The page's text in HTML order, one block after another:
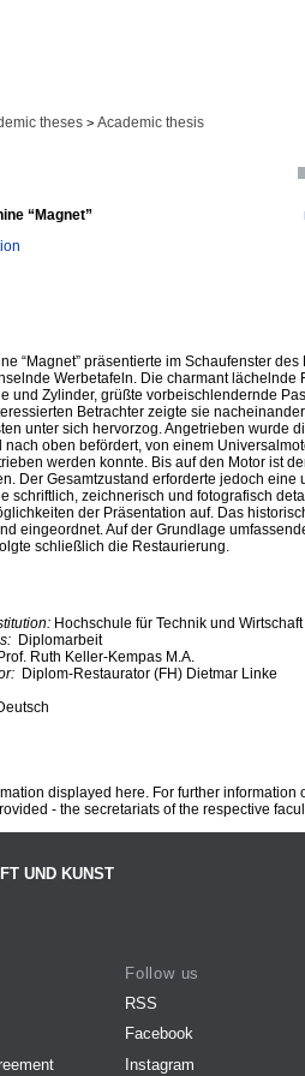
theses > Academic thesis
“Magnet”
“Magnet” präsentierte im Schaufenster
Werbetafeln. Die charmant lächelnde
und Zylinder, grüßte vorbeischlendernde
Betrachter zeigte sie
unter sich hervorzog. Angetrieben wurde
nach oben befördert, von einem
werden konnte. Bis auf den Motor ist
Der Gesamtzustand erforderte jedoch eine
schriftlich, zeichnerisch und fotografisch
der Präsentation auf. Das
eingeordnet. Auf der Grundlage
schließlich die Restaurierung.
Hochschule für Technik und
Diplomarbeit
Ruth Keller-Kempas M.A.
Diplom-Restaurator (FH) Dietmar Linke
displayed here. For further information
- the secretariats of the respective
UND KUNST
Follow us
RSS
Facebook
Instagram